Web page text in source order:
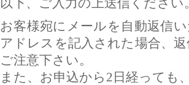
以下、ご入力の上送信ください
お客様宛にメールを自動返信
アドレスを記入された場合、
ご注意下さい。
また、お申込から2日経っても